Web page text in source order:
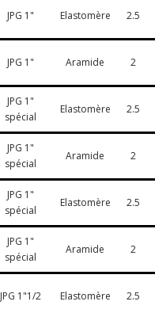
JPG 1" Elastomère 2.5
JPG 1" Aramide 2
JPG 1"
spécial
Elastomère 2.5
JPG 1"
spécial
Aramide 2
JPG 1"
spécial
Elastomère 2.5
JPG 1"
spécial
Aramide 2
JPG 1"1/2 Elastomère 2.5